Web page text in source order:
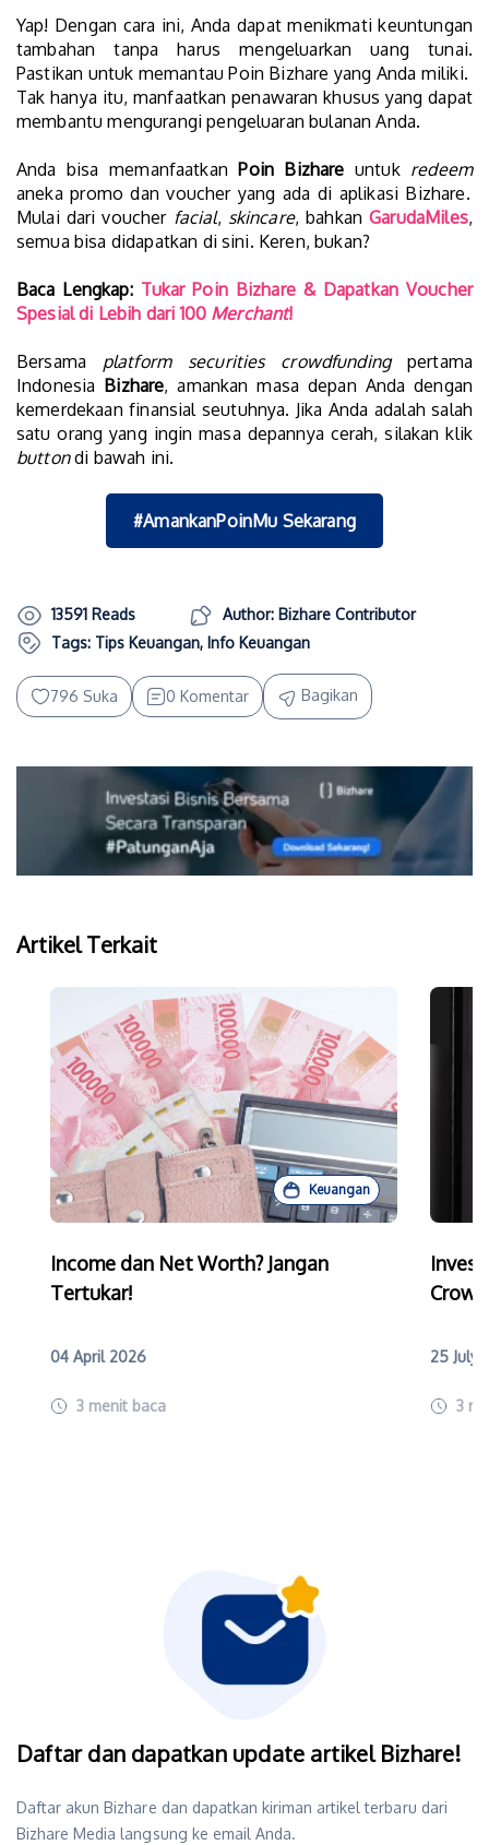
Yap! Dengan cara ini, Anda dapat menikmati keuntungan
tambahan tanpa harus mengeluarkan uang tunai.
Pastikan untuk memantau Poin Bizhare yang Anda miliki.
Tak hanya itu, manfaatkan penawaran khusus yang dapat
membantu mengurangi pengeluaran bulanan Anda.
Anda bisa memanfaatkanPoin Bizhare untuk redeem
aneka promo dan voucher yang ada di aplikasi Bizhare.
Mulai dari voucher facial, skincare, bahkanGarudaMiles,
semua bisa didapatkan di sini. Keren, bukan?
Baca Lengkap: Tukar Poin Bizhare & Dapatkan Voucher
Spesial di Lebih dari 100 Merchant!
Bersama platform securities crowdfundingpertama
Indonesia Bizhare, amankan masa depan Anda dengan
kemerdekaan finansial seutuhnya. Jika Anda adalah salah
satu orang yang ingin masa depannya cerah, silakan klik
buttondi bawah ini.
#AmankanPoinMu Sekarang
13591 Reads
Author: Bizhare Contributor
Tags: Tips Keuangan, Info Keuangan
796 Suka 0 Komentar Bagikan
Artikel Terkait
Keuangan
Income dan Net Worth? Jangan
Tertukar!
04 April 2026
3 menit baca
25 July
3
Daftar dan dapatkan update artikel Bizhare!
Daftar akun Bizhare dan dapatkan kiriman artikel terbaru dari
Bizhare Media langsung ke email Anda.